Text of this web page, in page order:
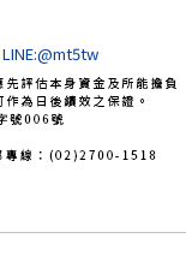
LINE:@mt5tw